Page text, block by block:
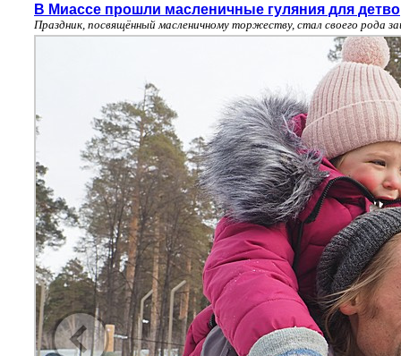
В Миассе прошли масленичные гуляния для
Праздник, посвящённый масленичному торжеству, стал своего рода